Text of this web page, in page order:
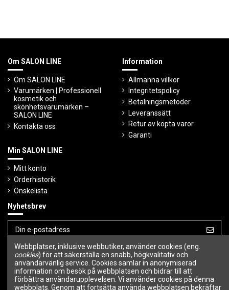
Om SALON LINE
Om SALON LINE
Varumärken | Professionell
kosmetik och
skönhetsvarumärken –
SALON LINE
Kontakta oss
Information
Allmänna villkor
Integritetspolicy
Betalningsmetoder
Leveranssätt
Retur av köpta varor
Garanti
Min SALON LINE
Mitt konto
Orderhistorik
Önskelista
Nyhetsbrev
Du kan avbryta prenumerationen när som
helst.
Följ oss
Webbplatser, inklusive webbutiker, använder cookies (eng.
cookies) för att säkerställa en snabb, högkvalitativ och
användarvänlig service. Cookies samlar in anonymiserad
information om besök på webbplatsen och bidrar till att
förbättra användarupplevelsen. Vi använder cookies på denna
webbplats. Genom att fortsätta använda webbplatsen bekräftar